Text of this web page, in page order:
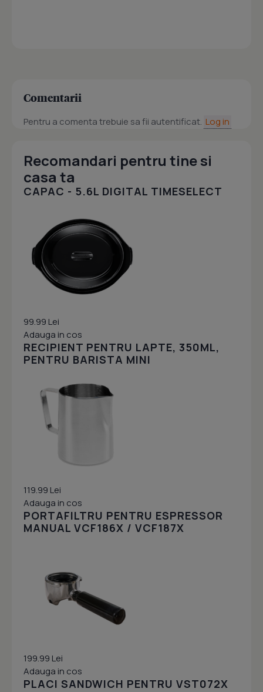
Comentarii
Pentru a comenta trebuie sa fii autentificat. Log in
Recomandari pentru tine si
casa ta
CAPAC - 5.6L DIGITAL TIMESELECT
99.99 Lei
Adauga in cos
RECIPIENT PENTRU LAPTE, 350ML,
PENTRU BARISTA MINI
119.99 Lei
Adauga in cos
PORTAFILTRU PENTRU ESPRESSOR
MANUAL VCF186X / VCF187X
199.99 Lei
Adauga in cos
PLACI SANDWICH PENTRU VST072X